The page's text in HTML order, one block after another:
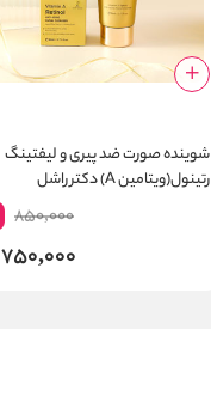
شوینده صورت ضد پیری و لیفتینگ
رتینول(ویتامین A) دکتر راشل
850,000
750,000